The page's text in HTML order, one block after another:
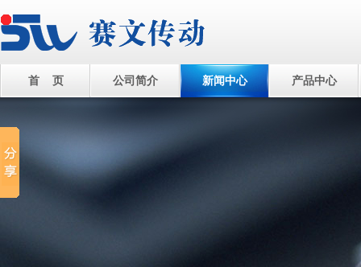
首 页 公司简介 新闻中心 产品中心